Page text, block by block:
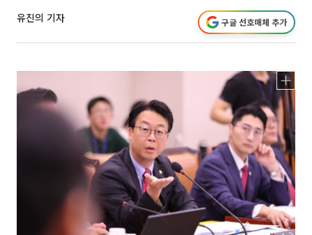
유진의 기자 구글 선호매체 추가